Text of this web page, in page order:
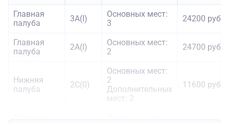
Главная
палуба
3А(I)
Основных мест:
3
24200 руб.
Главная
палуба
2А(I)
Основных мест:
2
24700 руб.
Нижняя
палуба
2С(0)
Основных мест:
2
Дополнительных
мест: 2
11600 руб.